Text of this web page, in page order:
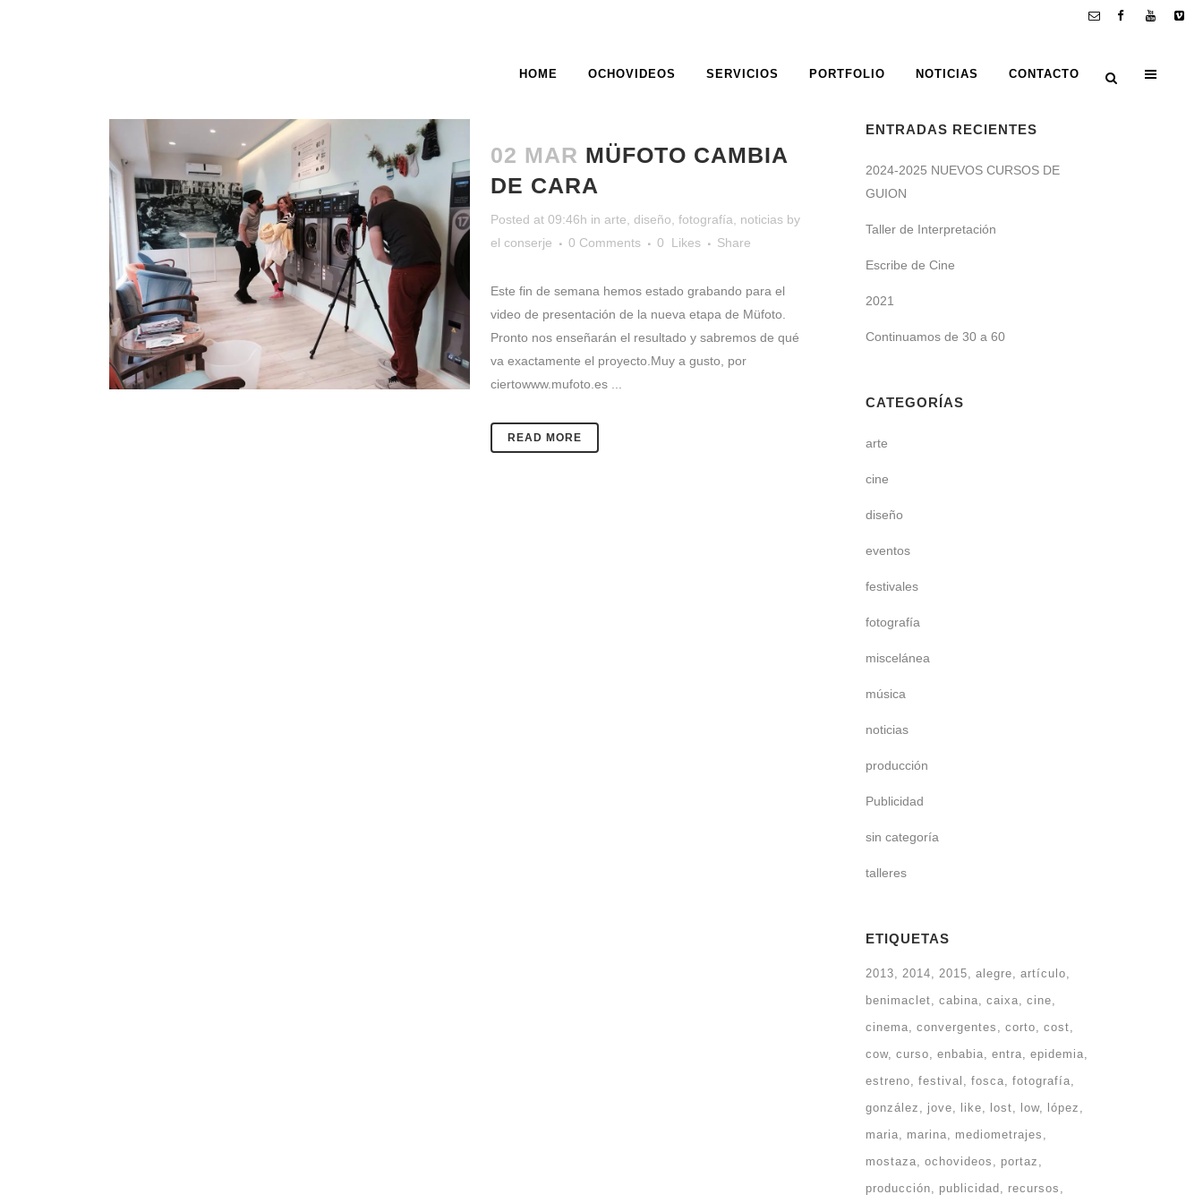
HOME OCHOVIDEOS SERVICIOS PORTFOLIO NOTICIAS CONTACTO
NETA TAG
02 MAR MÜFOTO CAMBIA
DE CARA
Posted at 09:46h in arte diseño fotografía noticias by
el conserje
0 Comments 0 Likes Share
Este fin de semana hemos estado grabando para el
video de presentación de la nueva etapa de Müfoto.
Pronto nos enseñarán el resultado y sabremos de qué
va exactamente el proyecto.Muy a gusto, por
ciertowww.mufoto.es ...
READ MORE
ENTRADAS RECIENTES
2024-2025 NUEVOS CURSOS DE
GUION
Taller de Interpretación
Escribe de Cine
2021
Continuamos de 30 a 60
CATEGORÍAS
arte
cine
diseño
eventos
festivales
fotografía
miscelánea
música
noticias
producción
Publicidad
sin categoría
talleres
ETIQUETAS
2013 2014 2015 alegre
artículo
benimaclet
cabina caixa
cine
cinema
convergentes corto
cost
cow curso enbabia entra
epidemia
estreno
festival fosca
fotografía
gonzález
jove like lost low
lópez
maria
marina
mediometrajes
mostaza
ochovideos
portaz
producción
publicidad recursos